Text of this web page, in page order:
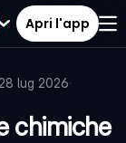
Apri l'app
28 lug 2026·
chimiche